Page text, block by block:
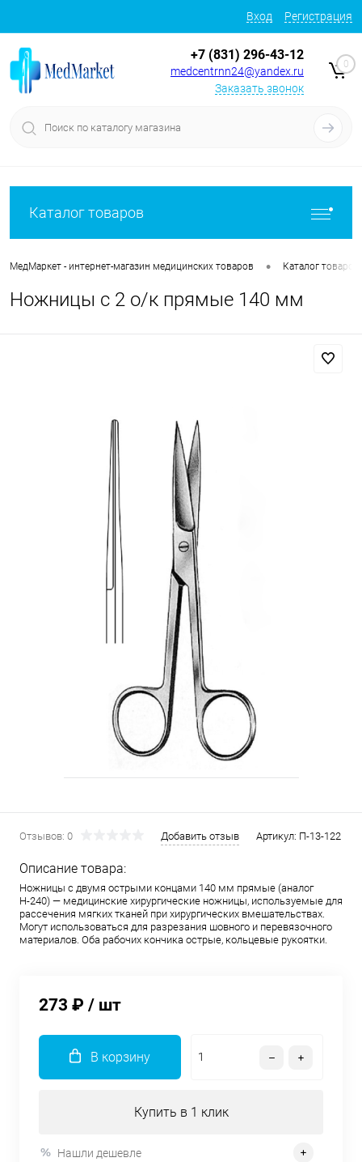
Вход Регистрация
+7 (831) 296-43-12
medcentrnn24@yandex.ru
Заказать звонок
0
Каталог товаров
МедМаркет - интернет-магазин медицинских товаров • Каталог товаров
Ножницы с 2 о/к прямые 140 мм
Отзывов: 0 Добавить отзыв Артикул: П-13-122
Описание товара:
Ножницы с двумя острыми концами 140 мм прямые (аналог
Н-240) — медицинские хирургические ножницы, используемые для
рассечения мягких тканей при хирургических вмешательствах.
Могут использоваться для разрезания шовного и перевязочного
материалов. Оба рабочих кончика острые, кольцевые рукоятки.
273 ₽ / шт
В корзину
Купить в 1 клик
Нашли дешевле